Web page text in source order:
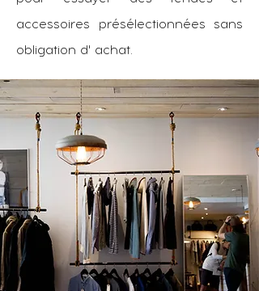
accessoires présélectionnées sans
obligation d' achat.